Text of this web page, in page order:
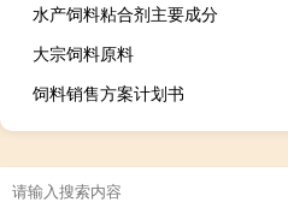
水产饲料粘合剂主要成分
大宗饲料原料
饲料销售方案计划书